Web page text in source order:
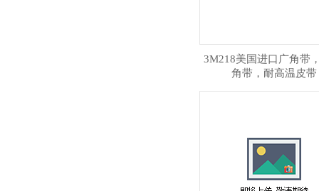
3M218美国进口广角带
角带，耐高温皮带